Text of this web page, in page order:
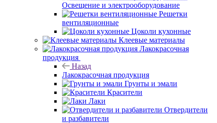
Освещение и электрооборудование
Решетки
вентиляционные
Цоколи кухонные
Клеевые материалы
Лакокрасочная
продукция
Назад
Лакокрасочная продукция
Грунты и эмали
Красители
Лаки
Отвердители
и разбавители